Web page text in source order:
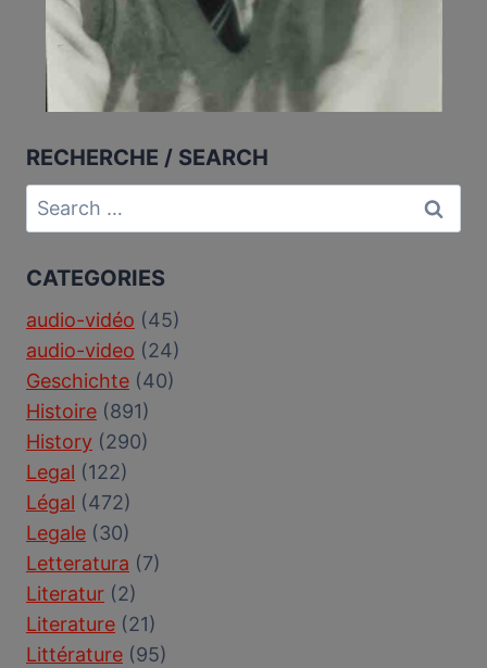
RECHERCHE / SEARCH
Search
for:
CATEGORIES
audio-vidéo (45)
audio-video (24)
Geschichte (40)
Histoire (891)
History (290)
Legal (122)
Légal (472)
Legale (30)
Letteratura (7)
Literatur (2)
Literature (21)
Littérature (95)